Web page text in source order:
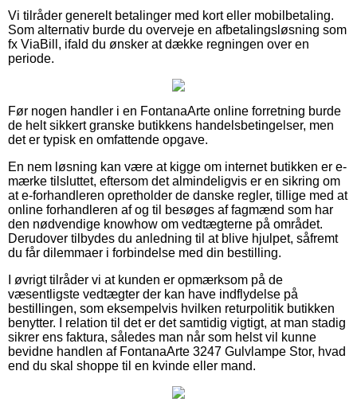
Vi tilråder generelt betalinger med kort eller mobilbetaling.
Som alternativ burde du overveje en afbetalingsløsning som
fx ViaBill, ifald du ønsker at dække regningen over en
periode.
Før nogen handler i en FontanaArte online forretning burde
de helt sikkert granske butikkens handelsbetingelser, men
det er typisk en omfattende opgave.
En nem løsning kan være at kigge om internet butikken er e-
mærke tilsluttet, eftersom det almindeligvis er en sikring om
at e-forhandleren opretholder de danske regler, tillige med at
online forhandleren af og til besøges af fagmænd som har
den nødvendige knowhow om vedtægterne på området.
Derudover tilbydes du anledning til at blive hjulpet, såfremt
du får dilemmaer i forbindelse med din bestilling.
I øvrigt tilråder vi at kunden er opmærksom på de
væsentligste vedtægter der kan have indflydelse på
bestillingen, som eksempelvis hvilken returpolitik butikken
benytter. I relation til det er det samtidig vigtigt, at man stadig
sikrer ens faktura, således man når som helst vil kunne
bevidne handlen af FontanaArte 3247 Gulvlampe Stor, hvad
end du skal shoppe til en kvinde eller mand.